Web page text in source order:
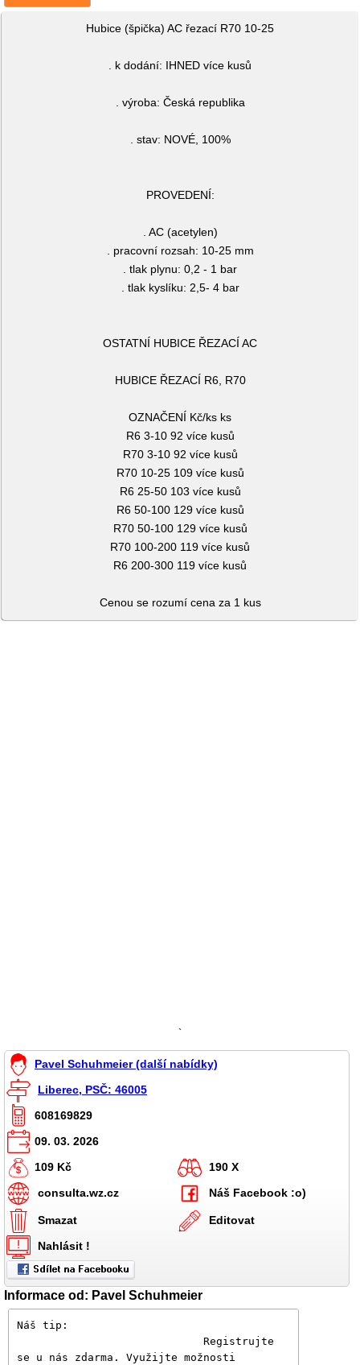
Hubice (špička) AC řezací R70 10-25
. k dodání: IHNED více kusů
. výroba: Česká republika
. stav: NOVÉ, 100%
PROVEDENÍ:
. AC (acetylen)
. pracovní rozsah: 10-25 mm
. tlak plynu: 0,2 - 1 bar
. tlak kyslíku: 2,5- 4 bar
OSTATNÍ HUBICE ŘEZACÍ AC
HUBICE ŘEZACÍ R6, R70
OZNAČENÍ Kč/ks ks
R6 3-10 92 více kusů
R70 3-10 92 více kusů
R70 10-25 109 více kusů
R6 25-50 103 více kusů
R6 50-100 129 více kusů
R70 50-100 129 více kusů
R70 100-200 119 více kusů
R6 200-300 119 více kusů
Cenou se rozumí cena za 1 kus
`
Pavel Schuhmeier (další nabídky)
Liberec, PSČ: 46005
608169829
09. 03. 2026
109 Kč
190 X
consulta.wz.cz
Náš Facebook :o)
Smazat
Editovat
Nahlásit !
Informace od: Pavel Schuhmeier